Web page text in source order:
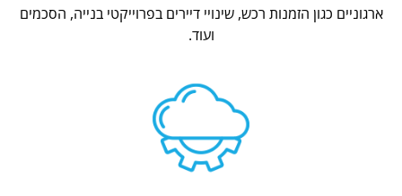
ארגוניים כגון הזמנות רכש, שינויי דיירים בפרוייקטי בנייה, הסכמים
ועוד.